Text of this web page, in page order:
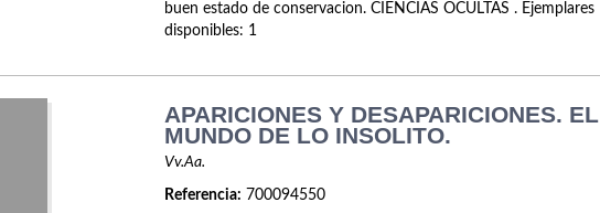
buen estado de conservacion. CIENCIAS OCULTAS . Ejemplares
disponibles: 1
APARICIONES Y DESAPARICIONES. EL
MUNDO DE LO INSOLITO.
Vv.Aa.
Referencia: 700094550